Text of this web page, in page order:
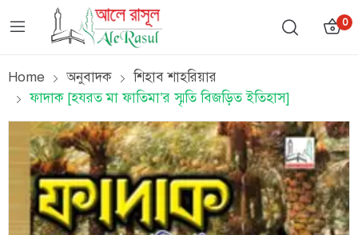
0
Home অনুবাদক
শিহাব শাহরিয়ার
ফাদাক [হযরত মা ফাতিমা’র স্মৃতি বিজড়িত ইতিহাস]